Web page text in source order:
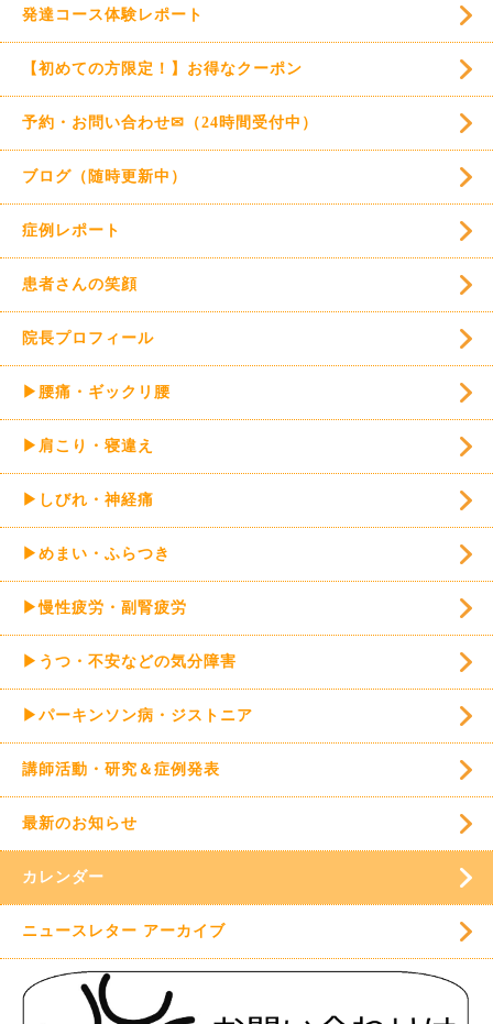
発達コース体験レポート
【初めての方限定！】お得なクーポン
予約・お問い合わせ✉（24時間受付中）
ブログ（随時更新中）
症例レポート
患者さんの笑顔
院長プロフィール
▶腰痛・ギックリ腰
▶肩こり・寝違え
▶しびれ・神経痛
▶めまい・ふらつき
▶慢性疲労・副腎疲労
▶うつ・不安などの気分障害
▶パーキンソン病・ジストニア
講師活動・研究＆症例発表
最新のお知らせ
カレンダー
ニュースレター アーカイブ